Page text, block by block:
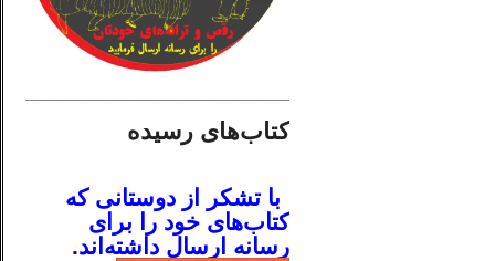
کتاب‌های رسیده
با تشکر از دوستانی که
کتاب‌های خود را برای
رسانه ارسال داشته‌اند.